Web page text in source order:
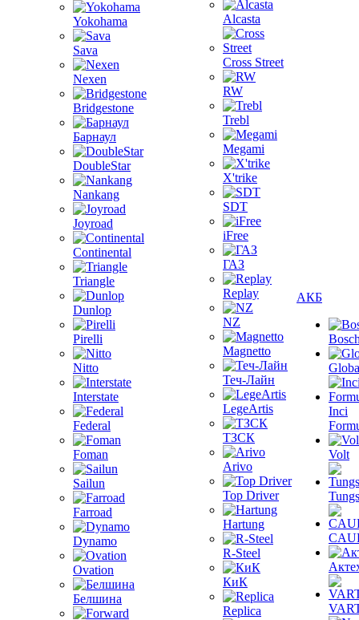
Yokohama
Sava
Nexen
Bridgestone
Барнаул
DoubleStar
Nankang
Joyroad
Continental
Triangle
Dunlop
Pirelli
Nitto
Interstate
Federal
Foman
Sailun
Farroad
Dynamo
Ovation
Белшина
Alcasta
Cross Street
RW
Trebl
Megami
X'trike
SDT
iFree
ГАЗ
Replay
NZ
Magnetto
Теч-Лайн
LegeArtis
ТЗСК
Arivo
Top Driver
Hartung
R-Steel
КиК
Replica
АКБ
Inci
Volt